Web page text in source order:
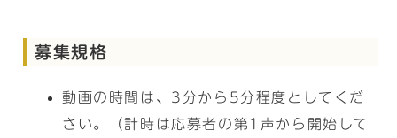
募集規格
動画の時間は、3分から5分程度としてくだ
さい。（計時は応募者の第1声から開始して